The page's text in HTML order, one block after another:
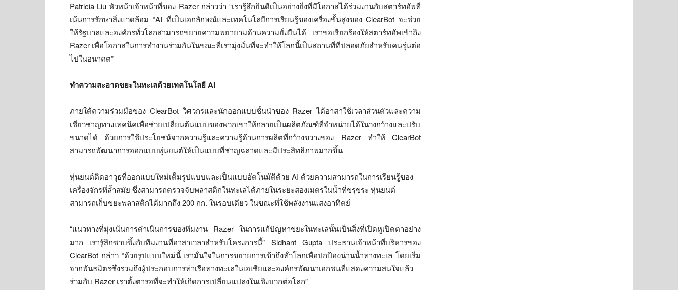
Patricia Liu หัวหน้าเจ้าหน้าที่ของ Razer กล่าวว่า “เรารู้สึกยินดีเป็นอย่างยิ่งที่มีโอกาสได้ร่วมงานกับสตาร์ทอัพที่
เน้นการรักษาสิ่งแวดล้อม “AI ที่เป็นเอกลักษณ์และเทคโนโลยีการเรียนรู้ของเครื่องขั้นสูงของ ClearBot จะช่วย
ให้รัฐบาลและองค์กรทั่วโลกสามารถขยายความพยายามด้านความยั่งยืนได้ เราขอเรียกร้องให้สตาร์ทอัพเข้าถึง
Razer เพื่อโอกาสในการทำงานร่วมกันในขณะที่เรามุ่งมั่นที่จะทำให้โลกนี้เป็นสถานที่ที่ปลอดภัยสำหรับคนรุ่นต่อ
ไปในอนาคต”
ทำความสะอาดขยะในทะเลด้วยเทคโนโลยีAI
ภายใต้ความร่วมมือของ ClearBot วิศวกรและนักออกแบบชั้นนำของ Razer ได้อาสาใช้เวลาส่วนตัวและความ
เชี่ยวชาญทางเทคนิคเพื่อช่วยเปลี่ยนต้นแบบของพวกเขาให้กลายเป็นผลิตภัณฑ์ที่จำหน่ายได้ในวงกว้างและปรับ
ขนาดได้ ด้วยการใช้ประโยชน์จากความรู้และความรู้ด้านการผลิตที่กว้างขวางของ Razer ทำให้ ClearBot
สามารถพัฒนาการออกแบบหุ่นยนต์ให้เป็นแบบที่ชาญฉลาดและมีประสิทธิภาพมากขึ้น
หุ่นยนต์ติดอาวุธที่ออกแบบใหม่เต็มรูปแบบและเป็นแบบอัตโนมัติด้วย AI ด้วยความสามารถในการเรียนรู้ของ
เครื่องจักรที่ล้ำสมัย ซึ่งสามารถตรวจจับพลาสติกในทะเลได้ภายในระยะสองเมตรในน้ำที่ขรุขระ หุ่นยนต์
สามารถเก็บขยะพลาสติกได้มากถึง 200 กก. ในรอบเดียว ในขณะที่ใช้พลังงานแสงอาทิตย์
“แนวทางที่มุ่งเน้นการดำเนินการของทีมงาน Razer ในการแก้ปัญหาขยะในทะเลนั้นเป็นสิ่งที่เปิดหูเปิดตาอย่าง
มาก เรารู้สึกซาบซึ้งกับทีมงานที่อาสาเวลาสำหรับโครงการนี้” Sidhant Gupta ประธานเจ้าหน้าที่บริหารของ
ClearBot กล่าว “ด้วยรูปแบบใหม่นี้ เรามั่นใจในการขยายการเข้าถึงทั่วโลกเพื่อปกป้องน่านน้ำทางทะเล โดยเริ่ม
จากพันธมิตรซึ่งรวมถึงผู้ประกอบการท่าเรือทางทะเลในเอเชียและองค์กรพัฒนาเอกชนที่แสดงความสนใจแล้ว
ร่วมกับ Razer เราตั้งตารอที่จะทำให้เกิดการเปลี่ยนแปลงในเชิงบวกต่อโลก”